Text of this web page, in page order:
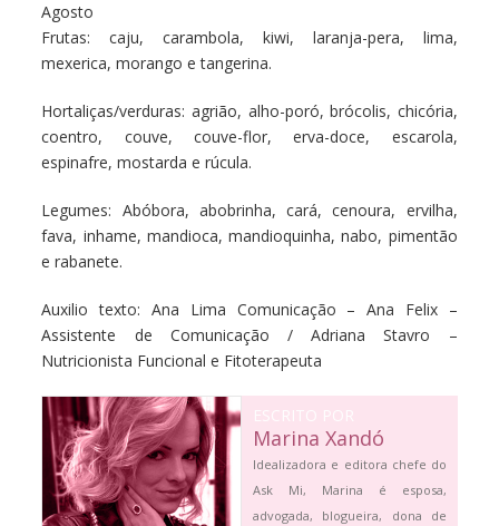
Agosto
Frutas: caju, carambola, kiwi, laranja-pera, lima,
mexerica, morango e tangerina.
Hortaliças/verduras: agrião, alho-poró, brócolis, chicória,
coentro, couve, couve-flor, erva-doce, escarola,
espinafre, mostarda e rúcula.
Legumes: Abóbora, abobrinha, cará, cenoura, ervilha,
fava, inhame, mandioca, mandioquinha, nabo, pimentão
e rabanete.
Auxilio texto: Ana Lima Comunicação – Ana Felix –
Assistente de Comunicação / Adriana Stavro –
Nutricionista Funcional e Fitoterapeuta
ESCRITO POR
Marina Xandó
Idealizadora e editora chefe do
Ask Mi, Marina é esposa,
advogada, blogueira, dona de